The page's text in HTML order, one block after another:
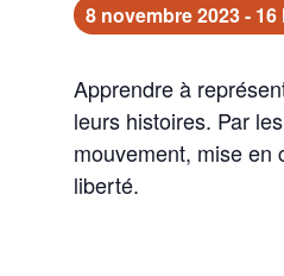
8 novembre 2023 - 16
Apprendre à
leurs histoires. Par
mouvement, mise en
liberté.